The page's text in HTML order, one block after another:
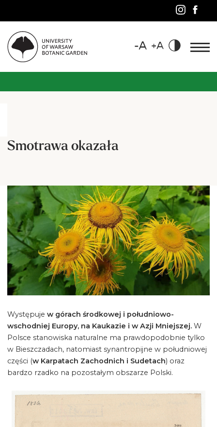
Smotrawa okazała
Występuje w górach środkowej i południowo-
wschodniej Europy, na Kaukazie i w Azji Mniejszej. W
Polsce stanowiska naturalne ma prawdopodobnie tylko
w Bieszczadach, natomiast synantropijne w południowej
części (w Karpatach Zachodnich i Sudetach) oraz
bardzo rzadko na pozostałym obszarze Polski.